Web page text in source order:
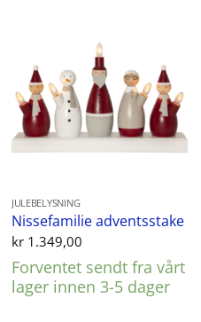
JULEBELYSNING
Nissefamilie adventsstake
kr1.349,00
Forventet sendt fra vårt
lager innen 3-5 dager